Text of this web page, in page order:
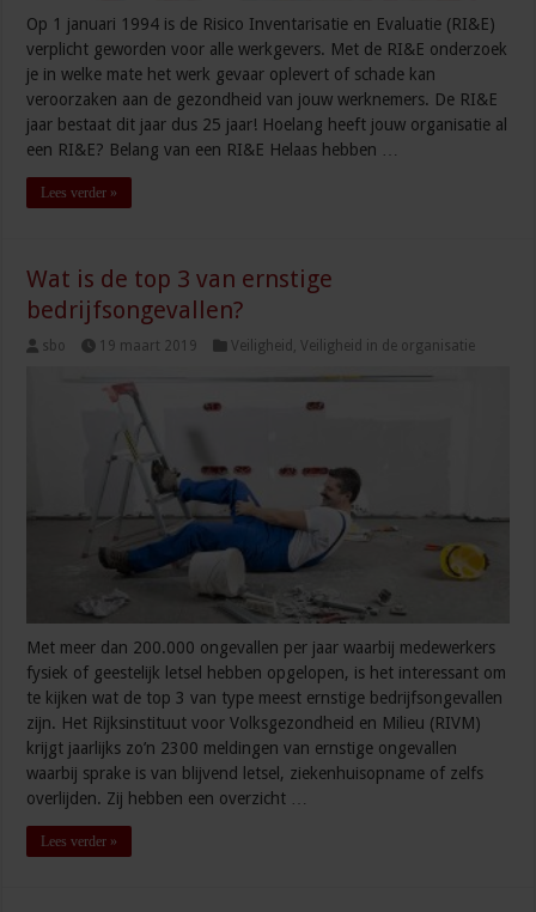
Op 1 januari 1994 is de Risico Inventarisatie en Evaluatie (RI&E)
verplicht geworden voor alle werkgevers. Met de RI&E onderzoek
je in welke mate het werk gevaar oplevert of schade kan
veroorzaken aan de gezondheid van jouw werknemers. De RI&E
jaar bestaat dit jaar dus 25 jaar! Hoelang heeft jouw organisatie al
een RI&E? Belang van een RI&E Helaas hebben …
Lees verder »
Wat is de top 3 van ernstige
bedrijfsongevallen?
sbo 19 maart 2019 Veiligheid ,Veiligheid in de organisatie
Met meer dan 200.000 ongevallen per jaar waarbij medewerkers
fysiek of geestelijk letsel hebben opgelopen, is het interessant om
te kijken wat de top 3 van type meest ernstige bedrijfsongevallen
zijn. Het Rijksinstituut voor Volksgezondheid en Milieu (RIVM)
krijgt jaarlijks zo’n 2300 meldingen van ernstige ongevallen
waarbij sprake is van blijvend letsel, ziekenhuisopname of zelfs
overlijden. Zij hebben een overzicht …
Lees verder »